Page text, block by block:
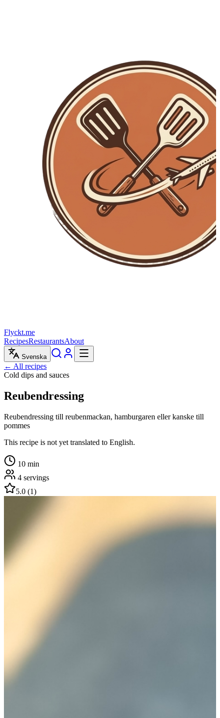
Flyckt.me
RecipesRestaurantsAbout
Svenska
← All recipes
Cold dips and sauces
Reubendressing
Reubendressing till reubenmackan, hamburgaren eller kanske till
pommes
This recipe is not yet translated to English.
10 min
4 servings
5.0 (1)